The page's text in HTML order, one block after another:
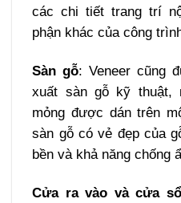
các chi tiết trang trí
phận khác của công
Sàn gỗ: Veneer cũng
xuất sàn gỗ kỹ thuật,
mỏng được dán trên
sàn gỗ có vẻ đẹp của
bền và khả năng chống
Cửa ra vào và cửa sổ